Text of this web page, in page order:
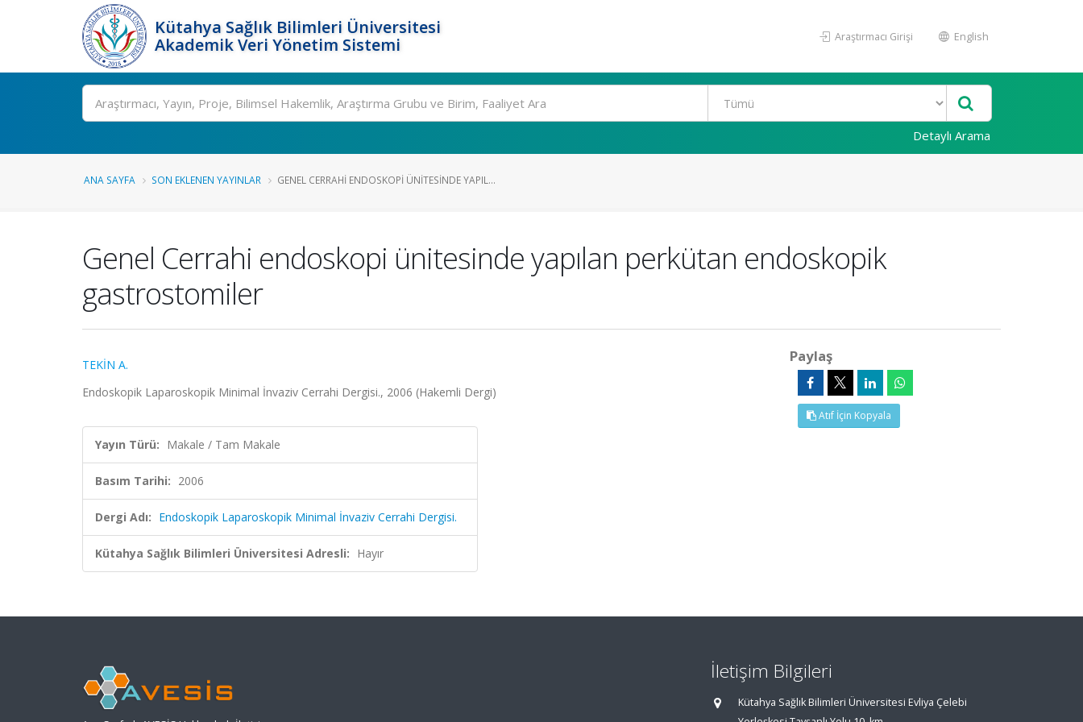
Kütahya Sağlık Bilimleri Üniversitesi
Akademik Veri Yönetim Sistemi
Araştırmacı Girişi English
Ara
Detaylı Arama
ANA SAYFA SON EKLENEN YAYINLAR GENEL CERRAHI ENDOSKOPI ÜNITESINDE YAPIL...
Genel Cerrahi endoskopi ünitesinde yapılan perkütan endoskopik
gastrostomiler
TEKİN A.
Endoskopik Laparoskopik Minimal İnvaziv Cerrahi Dergisi., 2006 (Hakemli Dergi)
Yayın Türü: Makale / Tam Makale
Basım Tarihi: 2006
Dergi Adı: Endoskopik Laparoskopik Minimal İnvaziv Cerrahi Dergisi.
Kütahya Sağlık Bilimleri Üniversitesi Adresli: Hayır
Paylaş
Atıf İçin Kopyala
İletişim Bilgileri
Kütahya Sağlık Bilimleri Üniversitesi Evliya Çelebi